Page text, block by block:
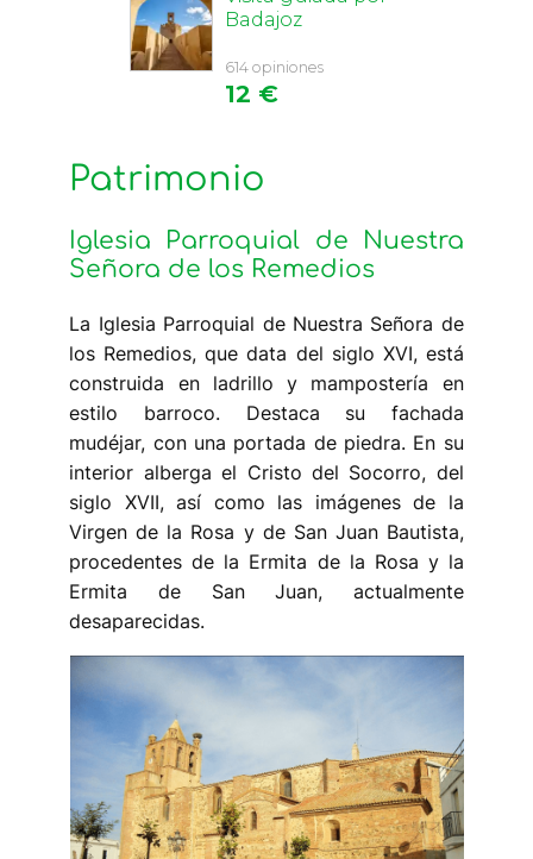
Patrimonio
Iglesia Parroquial de Nuestra
Señora de los Remedios
La Iglesia Parroquial de Nuestra Señora de
los Remedios, que data del siglo XVI, está
construida en ladrillo y mampostería en
estilo barroco. Destaca su fachada
mudéjar, con una portada de piedra. En su
interior alberga el Cristo del Socorro, del
siglo XVII, así como las imágenes de la
Virgen de la Rosa y de San Juan Bautista,
procedentes de la Ermita de la Rosa y la
Ermita de San Juan, actualmente
desaparecidas.